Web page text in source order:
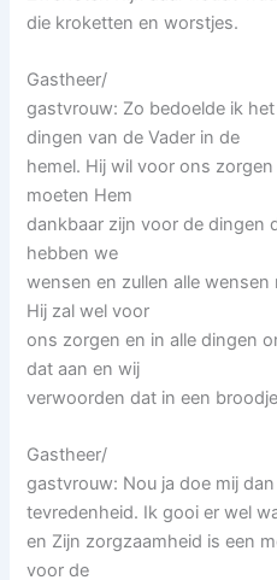
die kroketten en worstjes.
Gastheer/
gastvrouw: Zo bedoelde ik
dingen van de Vader in de
hemel. Hij wil voor ons
moeten Hem
dankbaar zijn voor de dingen
hebben we
wensen en zullen alle
Hij zal wel voor
ons zorgen en in alle dingen
dat aan en wij
verwoorden dat in een
Gastheer/
gastvrouw: Nou ja doe mij
tevredenheid. Ik gooi er wel
en Zijn zorgzaamheid is een
voor de